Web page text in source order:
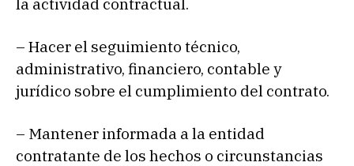
– Hacer el seguimiento técnico,
administrativo, financiero, contable y
jurídico sobre el cumplimiento del contrato.
– Mantener informada a la entidad
contratante de los hechos o circunstancias